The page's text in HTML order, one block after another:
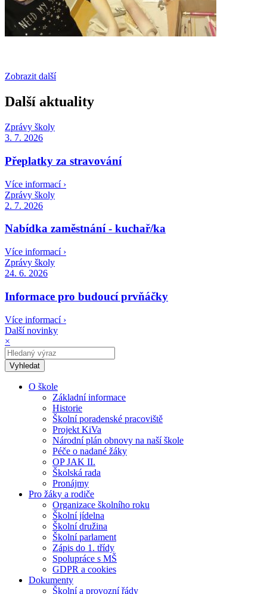
Zobrazit další
Další aktuality
Zprávy školy
3. 7. 2026
Přeplatky za stravování
Více informací ›
Zprávy školy
2. 7. 2026
Nabídka zaměstnání - kuchař/ka
Více informací ›
Zprávy školy
24. 6. 2026
Informace pro budoucí prvňáčky
Více informací ›
Další novinky
×
O škole
Základní informace
Historie
Školní poradenské pracoviště
Projekt KiVa
Národní plán obnovy na naší škole
Péče o nadané žáky
OP JAK II.
Školská rada
Pronájmy
Pro žáky a rodiče
Organizace školního roku
Školní jídelna
Školní družina
Školní parlament
Zápis do 1. třídy
Spolupráce s MŠ
GDPR a cookies
Dokumenty
Školní a provozní řády